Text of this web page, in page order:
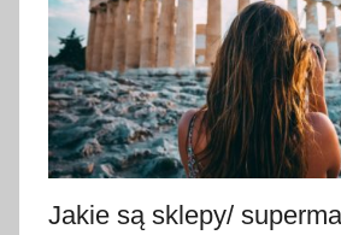
n
a
2
0
2
Jakie są sklepy/